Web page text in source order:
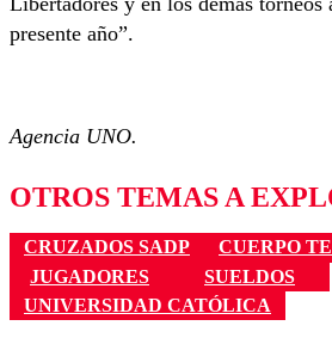
presente año”.
Agencia UNO.
OTROS TEMAS A
CRUZADOS SADP
CUERPO
JUGADORES
SUELDOS
UNIVERSIDAD CATÓLICA